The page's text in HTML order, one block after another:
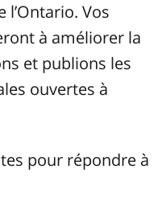
l’Ontario. Vos
à améliorer la
et publions les
ouvertes à
pour répondre à